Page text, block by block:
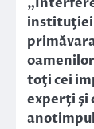
toţi cei
experţi şi